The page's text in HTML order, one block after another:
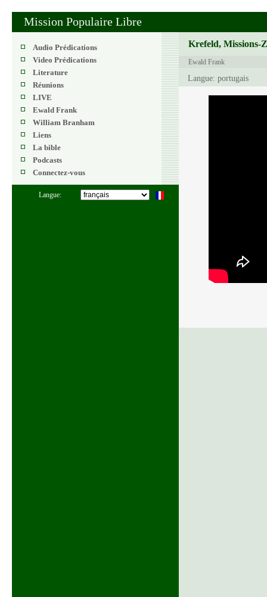
Mission Populaire Libre
Audio Prédications
Video Prédications
Literature
Réunions
LIVE
Ewald Frank
William Branham
Liens
La bible
Podcasts
Connectez-vous
Langue:
Krefeld, Missions-
Ewald Frank
Langue: portugais